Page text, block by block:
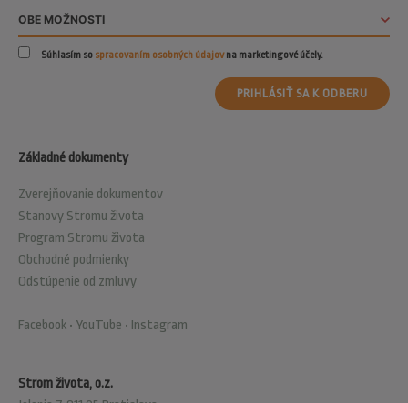
Strom života, o.z.
Základné dokumenty
Zverejňovanie dokumentov
Stanovy Stromu života
Program Stromu života
Obchodné podmienky
Odstúpenie od zmluvy
Facebook • YouTube • Instagram
Súhlasím so spracovaním osobných údajovna marketingové účely.
PRIHLÁSIŤ SA K ODBERU